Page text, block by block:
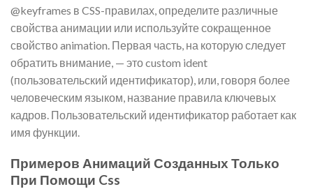
@keyframes в CSS-правилах, определите различные
свойства анимации или используйте сокращенное
свойство animation. Первая часть, на которую следует
обратить внимание, — это custom ident
(пользовательский идентификатор), или, говоря более
человеческим языком, название правила ключевых
кадров. Пользовательский идентификатор работает как
имя функции.
Примеров Анимаций Созданных Только
При Помощи Css